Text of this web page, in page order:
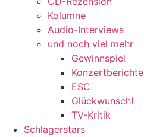
Kolumne
Audio-Interviews
und noch viel mehr
Gewinnspiel
Konzertberichte
ESC
Glückwunsch!
TV-Kritik
Schlagerstars